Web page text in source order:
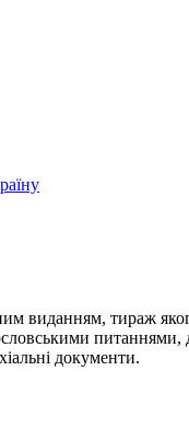
виданням, тираж
питаннями,
документи.